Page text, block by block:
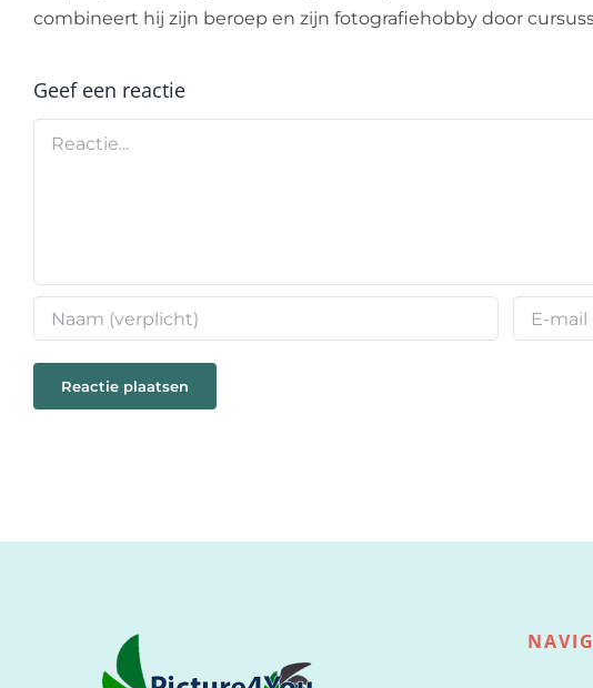
combineert hij zijn beroep en zijn fotografiehobby door
Geef een reactie
Reactie